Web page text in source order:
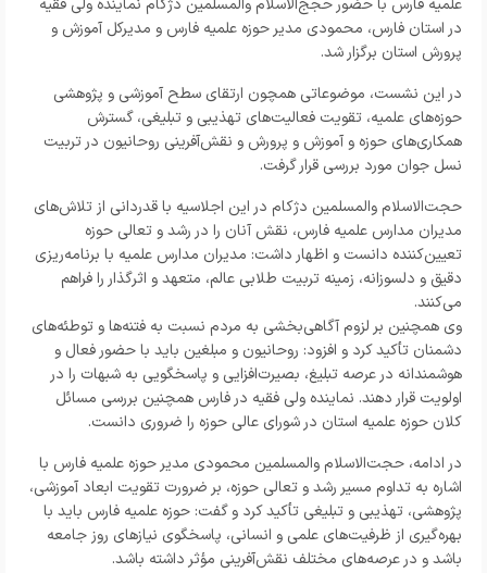
علمیه فارس با حضور حجج‌الاسلام والمسلمین دژکام نماینده ولی فقیه
در استان فارس، محمودی مدیر حوزه علمیه فارس و مدیرکل آموزش و
پرورش استان برگزار شد.
در این نشست، موضوعاتی همچون ارتقای سطح آموزشی و پژوهشی
حوزه‌های علمیه، تقویت فعالیت‌های تهذیبی و تبلیغی، گسترش
همکاری‌های حوزه و آموزش و پرورش و نقش‌آفرینی روحانیون در تربیت
نسل جوان مورد بررسی قرار گرفت.
حجت‌الاسلام والمسلمین دژکام در این اجلاسیه با قدردانی از تلاش‌های
مدیران مدارس علمیه فارس، نقش آنان را در رشد و تعالی حوزه
تعیین‌کننده دانست و اظهار داشت: مدیران مدارس علمیه با برنامه‌ریزی
دقیق و دلسوزانه، زمینه تربیت طلابی عالم، متعهد و اثرگذار را فراهم
می‌کنند.
وی همچنین بر لزوم آگاهی‌بخشی به مردم نسبت به فتنه‌ها و توطئه‌های
دشمنان تأکید کرد و افزود: روحانیون و مبلغین باید با حضور فعال و
هوشمندانه در عرصه تبلیغ، بصیرت‌افزایی و پاسخگویی به شبهات را در
اولویت قرار دهند. نماینده ولی فقیه در فارس همچنین بررسی مسائل
کلان حوزه علمیه استان در شورای عالی حوزه را ضروری دانست.
در ادامه، حجت‌الاسلام والمسلمین محمودی مدیر حوزه علمیه فارس با
اشاره به تداوم مسیر رشد و تعالی حوزه، بر ضرورت تقویت ابعاد آموزشی،
پژوهشی، تهذیبی و تبلیغی تأکید کرد و گفت: حوزه علمیه فارس باید با
بهره‌گیری از ظرفیت‌های علمی و انسانی، پاسخگوی نیازهای روز جامعه
باشد و در عرصه‌های مختلف نقش‌آفرینی مؤثر داشته باشد.